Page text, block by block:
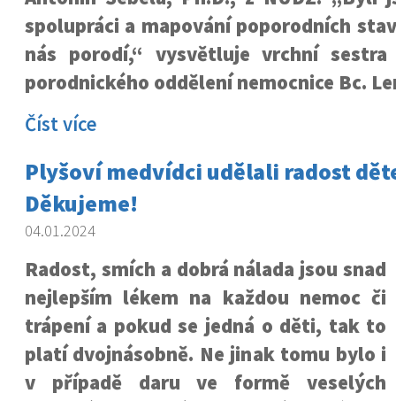
spolupráci a mapování poporodních
nás porodí,“ vysvětluje vrchní sestra
porodnického oddělení nemocnice Bc.
Číst více
Plyšoví medvídci udělali radost
Děkujeme!
04.01.2024
Radost, smích a dobrá nálada jsou snad
nejlepším lékem na každou nemoc či
trápení a pokud se jedná o děti, tak to
platí dvojnásobně. Ne jinak tomu bylo i
v případě daru ve formě veselých